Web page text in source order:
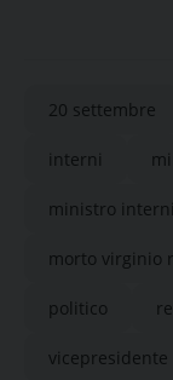
20 settembre
interni
ministro
morto virginio
politico
vicepresidente